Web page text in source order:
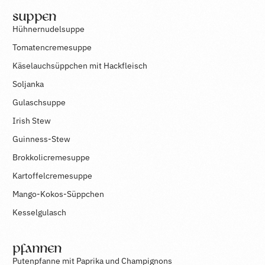
Suppen
Hühnernudelsuppe
Tomatencremesuppe
Käselauchsüppchen mit Hackfleisch
Soljanka
Gulaschsuppe
Irish Stew
Guinness-Stew
Brokkolicremesuppe
Kartoffelcremesuppe
Mango-Kokos-Süppchen
Kesselgulasch
Pfannen
Putenpfanne mit Paprika und Champignons